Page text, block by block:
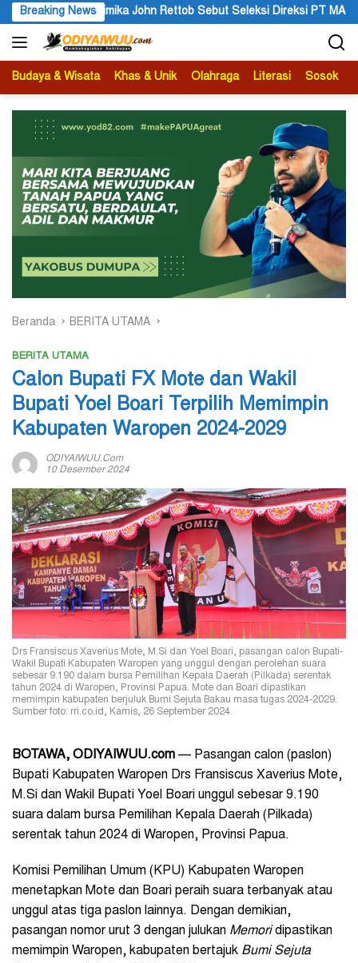
Langsung
ke
konten
Breaking News
Direksi PT MAS Wajib Lewat Mekanisme RUPS
Budaya & Wisata Khas & Unik Olahraga Literasi Sosok
Beranda BERITA UTAMA
BERITA UTAMA
Calon Bupati FX Mote dan Wakil
Bupati Yoel Boari Terpilih Memimpin
Kabupaten Waropen 2024-2029
ODIYAIWUU.com
10 Desember 2024
Drs Fransiscus Xaverius Mote, M.Si dan Yoel Boari, pasangan calon Bupati-
Wakil Bupati Kabupaten Waropen yang unggul dengan perolehan suara
sebesar 9.190 dalam bursa Pemilihan Kepala Daerah (Pilkada) serentak
tahun 2024 di Waropen, Provinsi Papua. Mote dan Boari dipastikan
memimpin kabupaten berjuluk Bumi Sejuta Bakau masa tugas 2024-2029.
Sumber foto: rri.co.id, Kamis, 26 September 2024.
BOTAWA, ODIYAIWUU.com — Pasangan calon (paslon)
Bupati Kabupaten Waropen Drs Fransiscus Xaverius Mote,
M.Si dan Wakil Bupati Yoel Boari unggul sebesar 9.190
suara dalam bursa Pemilihan Kepala Daerah (Pilkada)
serentak tahun 2024 di Waropen, Provinsi Papua.
Komisi Pemilihan Umum (KPU) Kabupaten Waropen
menetapkan Mote dan Boari peraih suara terbanyak atau
unggul atas tiga paslon lainnya. Dengan demikian,
pasangan nomor urut 3 dengan julukan Memoridipastikan
memimpin Waropen, kabupaten bertajuk Bumi Sejuta